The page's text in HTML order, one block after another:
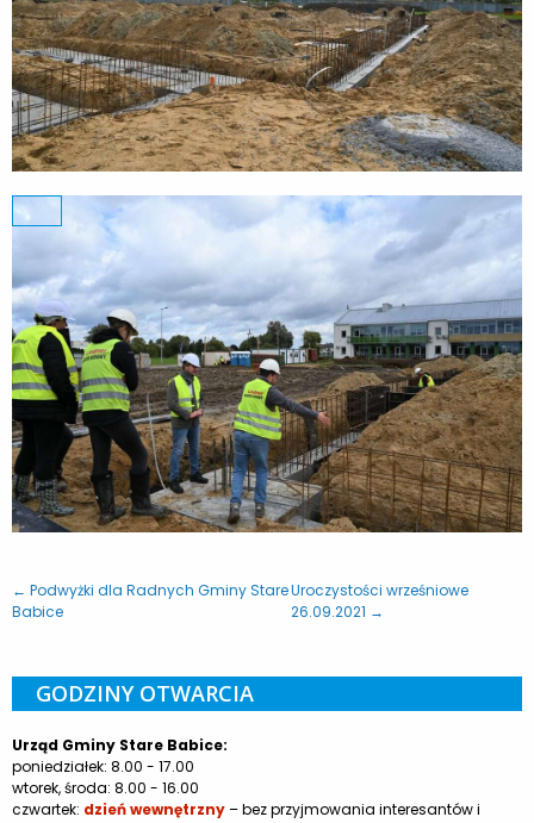
← Podwyżki dla Radnych Gminy Stare
Babice
Uroczystości wrześniowe
26.09.2021 →
GODZINY OTWARCIA
Urząd Gminy Stare Babice:
poniedziałek: 8.00 - 17.00
wtorek, środa: 8.00 - 16.00
czwartek: dzień wewnętrzny– bez przyjmowania interesantów i